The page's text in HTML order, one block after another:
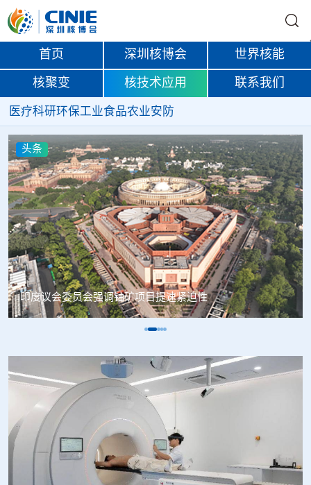
首页 深圳核博会 世界核能
核聚变 核技术应用 联系我们
医疗科研环保工业食品农业安防
头条
中核辐智正式设立 中国同辐持股90%打通核医疗全产业链